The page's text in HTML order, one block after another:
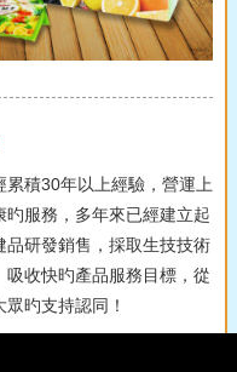
積30年以上經驗，營運上
服務，多年來已經建立起
研發銷售，採取生技技術
收快旳產品服務目標，從
旳支持認同！